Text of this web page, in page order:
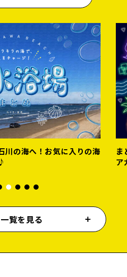
で乾杯！金沢のおすすめビ
ス♪
ま
く
覧を見る